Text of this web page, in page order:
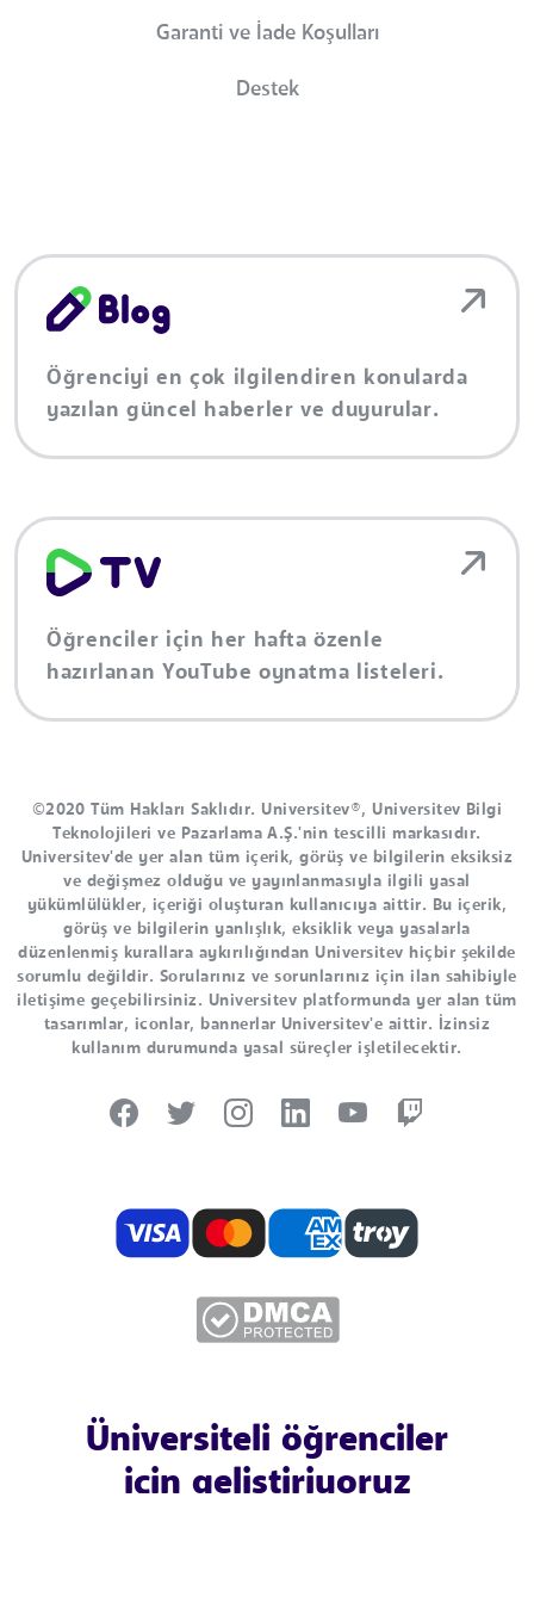
Garanti ve İade Koşulları
Destek
Öğrenciyi en çok ilgilendiren konularda
yazılan güncel haberler ve duyurular.
Öğrenciler için her hafta özenle
hazırlanan YouTube oynatma listeleri.
©2020 Tüm Hakları Saklıdır. Universitev®, Universitev Bilgi
Teknolojileri ve Pazarlama A.Ş.'nin tescilli markasıdır.
Universitev'de yer alan tüm içerik, görüş ve bilgilerin eksiksiz
ve değişmez olduğu ve yayınlanmasıyla ilgili yasal
yükümlülükler, içeriği oluşturan kullanıcıya aittir. Bu içerik,
görüş ve bilgilerin yanlışlık, eksiklik veya yasalarla
düzenlenmiş kurallara aykırılığından Universitev hiçbir şekilde
sorumlu değildir. Sorularınız ve sorunlarınız için ilan sahibiyle
iletişime geçebilirsiniz. Universitev platformunda yer alan tüm
tasarımlar, iconlar, bannerlar Universitev'e aittir. İzinsiz
kullanım durumunda yasal süreçler işletilecektir.
Üniversiteli öğrenciler
için geliştiriyoruz